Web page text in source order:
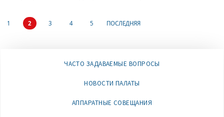
1 2 3 4 5 ПОСЛЕДНЯЯ
ЧАСТО ЗАДАВАЕМЫЕ ВОПРОСЫ
НОВОСТИ ПАЛАТЫ
АППАРАТНЫЕ СОВЕЩАНИЯ